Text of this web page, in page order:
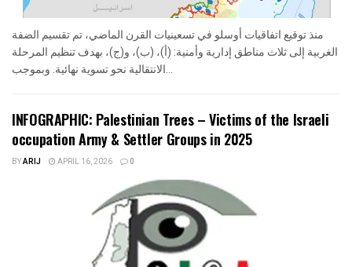
منذ توقيع اتفاقيات أوسلو في تسعينيات القرن الماضي، تم تقسيم الضفة
الغربية إلى ثلاث مناطق إدارية وأمنية: (أ)، (ب)، و(ج)، بهدف تنظيم المرحلة
الانتقالية نحو تسوية نهائية. وبموجب...
INFOGRAPHIC: Palestinian Trees – Victims of the Israeli
occupation Army & Settler Groups in 2025
BYARIJ APRIL 16, 2026 0